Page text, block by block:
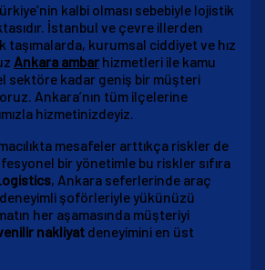
kalbi olması sebebiyle lojistik
İstanbul ve çevre illerden
taşımalarda, kurumsal ciddiyet ve hız
Ankara ambarhizmetleri ile kamu
sektöre kadar geniş bir müşteri
Ankara’nın tüm ilçelerine
hizmetinizdeyiz.
mesafeler arttıkça riskler de
bir yönetimle bu riskler sıfıra
, Ankara seferlerinde araç
şoförleriyle yükünüzü
her aşamasında müşteriyi
nakliyatdeneyimini en üst